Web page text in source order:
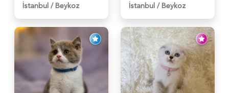
İstanbul / Beykoz İstanbul / Beykoz